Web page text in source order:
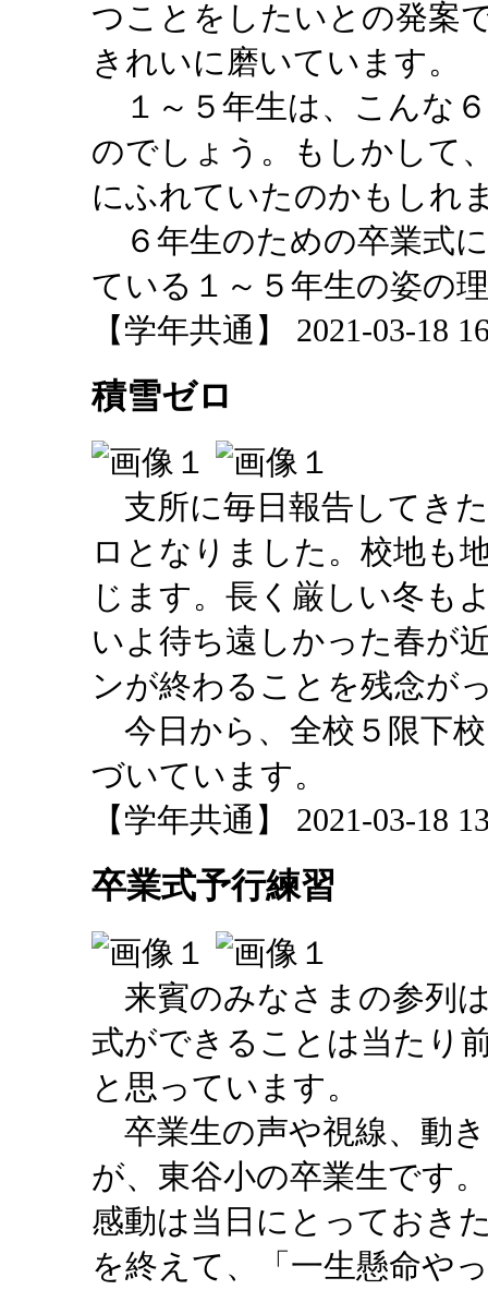
つことをしたいとの発案
きれいに磨いています。
１～５年生は、こんな
のでしょう。もしかして
にふれていたのかもしれ
６年生のための卒業式
ている１～５年生の姿の
【学年共通】 2021-03-18
積雪ゼロ
支所に毎日報告してき
ロとなりました。校地も
じます。長く厳しい冬も
いよ待ち遠しかった春が
ンが終わることを残念が
今日から、全校５限下
づいています。
【学年共通】 2021-03-18
卒業式予行練習
来賓のみなさまの参列
式ができることは当たり
と思っています。
卒業生の声や視線、動
が、東谷小の卒業生です
感動は当日にとっておき
を終えて、「一生懸命や